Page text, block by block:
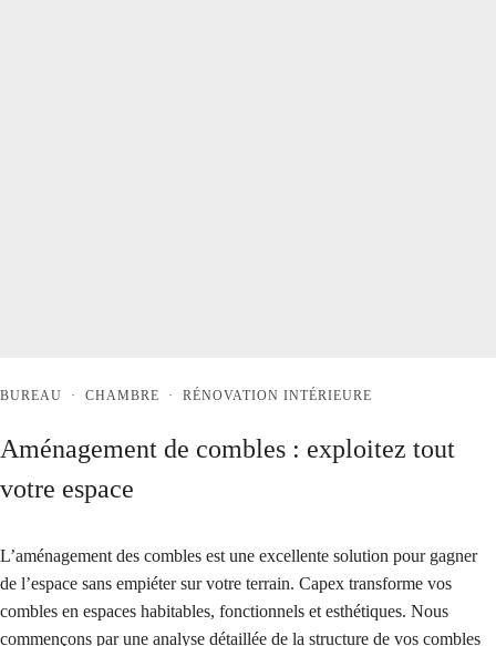
BUREAU · CHAMBRE · RÉNOVATION INTÉRIEURE
Aménagement de combles : exploitez tout
votre espace
L’aménagement des combles est une excellente solution pour gagner
de l’espace sans empiéter sur votre terrain. Capex transforme vos
combles en espaces habitables, fonctionnels et esthétiques. Nous
commençons par une analyse détaillée de la structure de vos combles